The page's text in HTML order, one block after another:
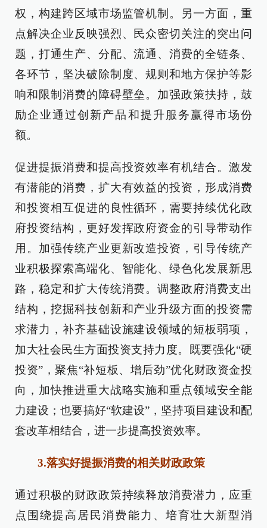
权，构建跨区域市场监管机制。另一方面，重
点解决企业反映强烈、民众密切关注的突出问
题，打通生产、分配、流通、消费的全链条、
各环节，坚决破除制度、规则和地方保护等影
响和限制消费的障碍壁垒。加强政策扶持，鼓
励企业通过创新产品和提升服务赢得市场份
额。
促进提振消费和提高投资效率有机结合。激发
有潜能的消费，扩大有效益的投资，形成消费
和投资相互促进的良性循环，需要持续优化政
府投资结构，更好发挥政府资金的引导带动作
用。加强传统产业更新改造投资，引导传统产
业积极探索高端化、智能化、绿色化发展新思
路，稳定和扩大传统消费。调整政府消费支出
结构，挖掘科技创新和产业升级方面的投资需
求潜力，补齐基础设施建设领域的短板弱项，
加大社会民生方面投资支持力度。既要强化“硬
投资”，聚焦“补短板、增后劲”优化财政资金投
向，加快推进重大战略实施和重点领域安全能
力建设；也要搞好“软建设”，坚持项目建设和配
套改革相结合，进一步提高投资效率。
3.落实好提振消费的相关财政政策
通过积极的财政政策持续释放消费潜力，应重
点围绕提高居民消费能力、培育壮大新型消